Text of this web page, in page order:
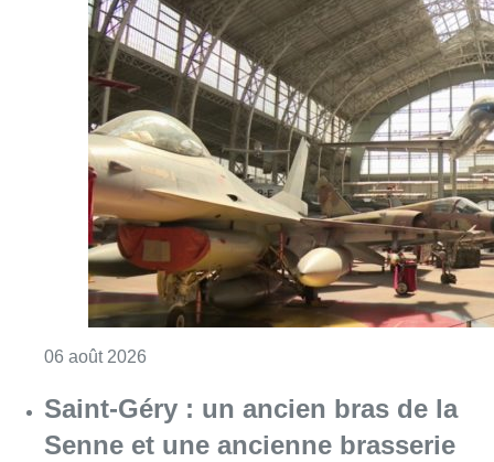
06 août 2026
Saint-Géry : un ancien bras de la
Senne et une ancienne brasserie